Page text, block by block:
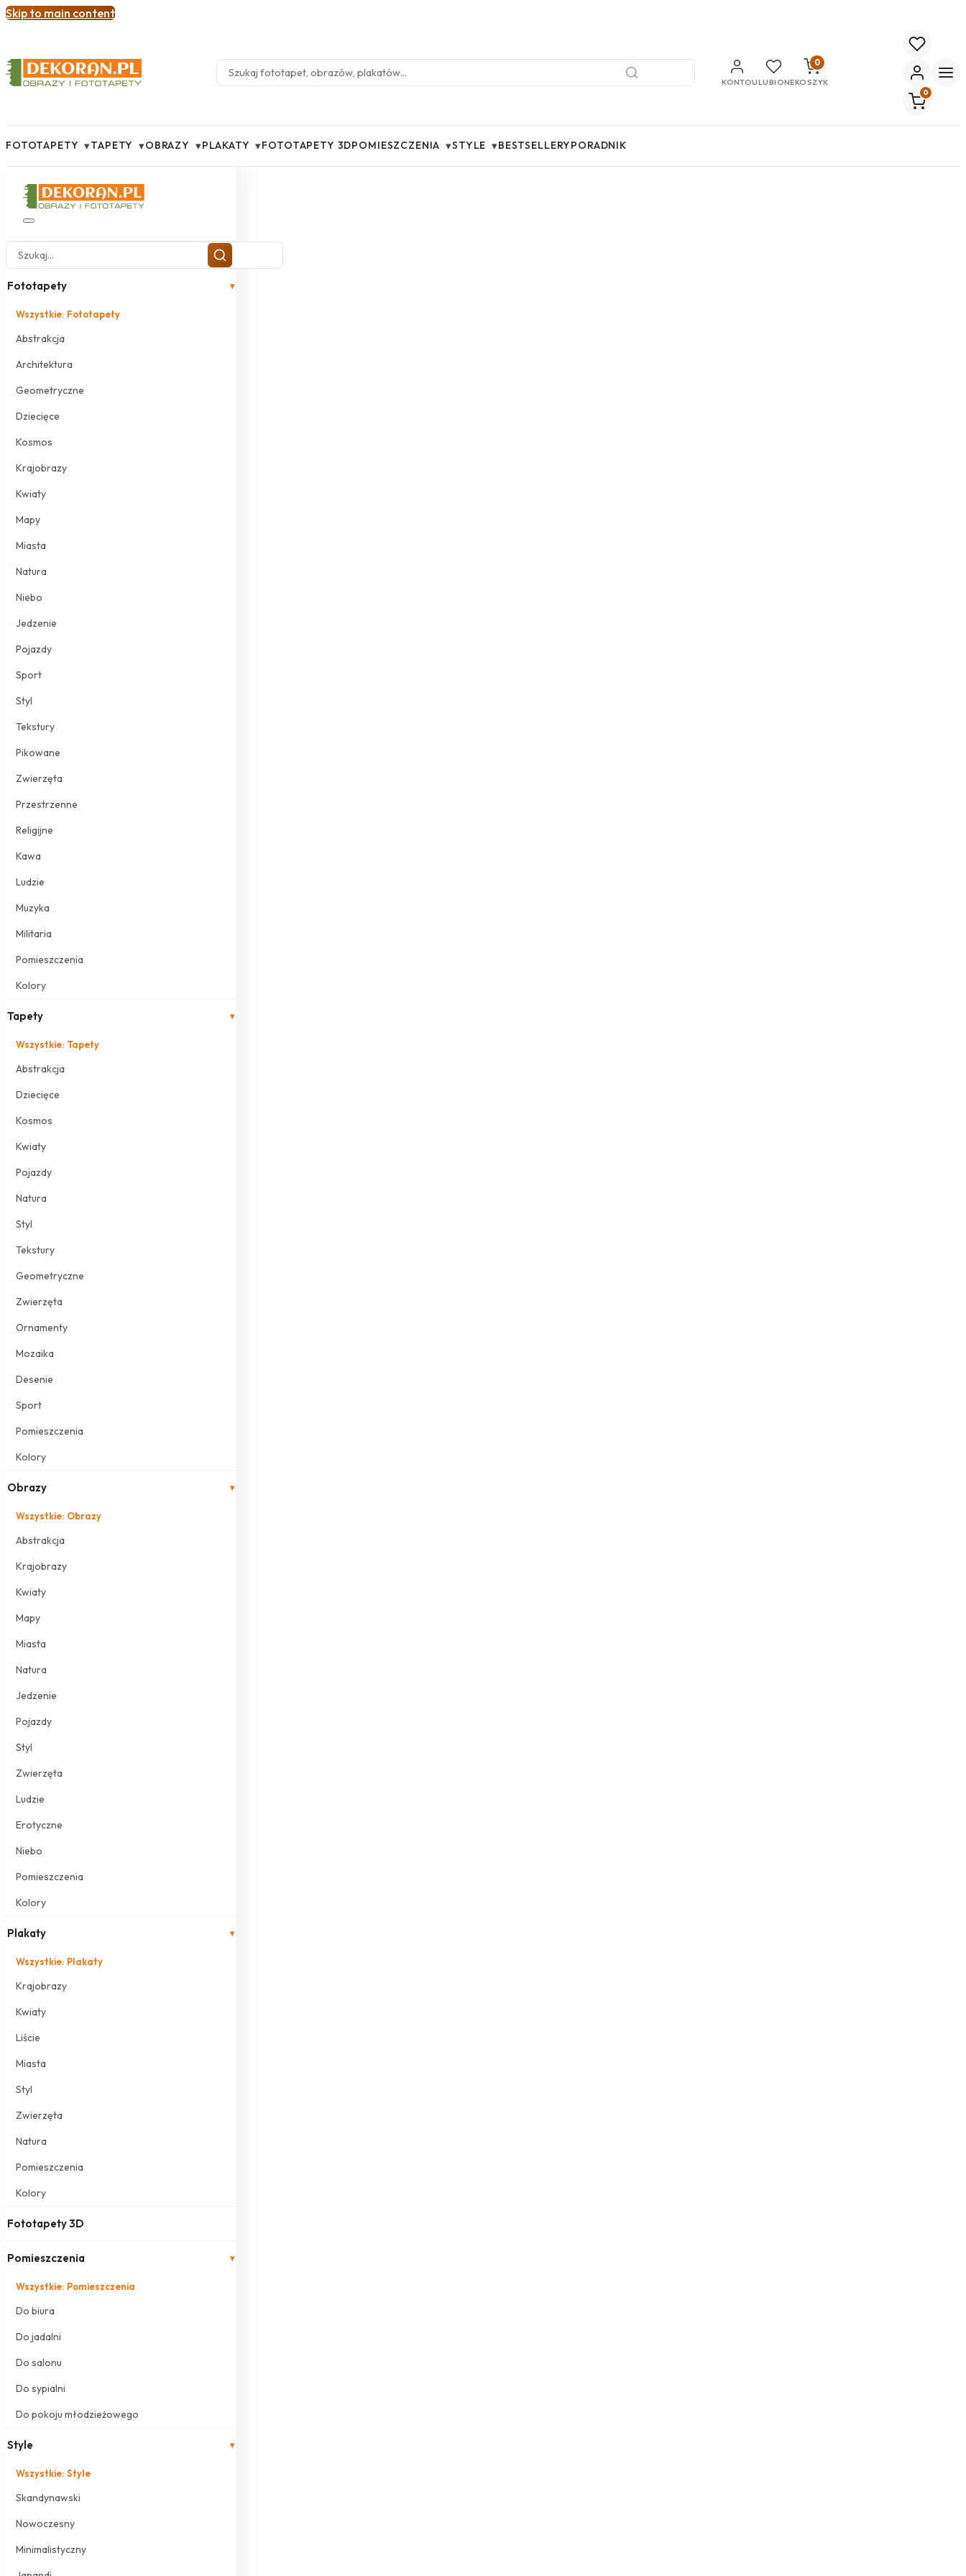
Skip to main content
KONTOULUBIONE
0
KOSZYK
0
FOTOTAPETY ▾TAPETY ▾OBRAZY ▾PLAKATY ▾FOTOTAPETY 3DPOMIESZCZENIA ▾STYLE ▾BESTSELLERYPORADNIK
Fototapety ▾
Wszystkie: Fototapety
Abstrakcja
Architektura
Geometryczne
Dziecięce
Kosmos
Krajobrazy
Kwiaty
Mapy
Miasta
Natura
Niebo
Jedzenie
Pojazdy
Sport
Styl
Tekstury
Pikowane
Zwierzęta
Przestrzenne
Religijne
Kawa
Ludzie
Muzyka
Militaria
Pomieszczenia
Kolory
Tapety ▾
Wszystkie: Tapety
Abstrakcja
Dziecięce
Kosmos
Kwiaty
Pojazdy
Natura
Styl
Tekstury
Geometryczne
Zwierzęta
Ornamenty
Mozaika
Desenie
Sport
Pomieszczenia
Kolory
Obrazy ▾
Wszystkie: Obrazy
Abstrakcja
Krajobrazy
Kwiaty
Mapy
Miasta
Natura
Jedzenie
Pojazdy
Styl
Zwierzęta
Ludzie
Erotyczne
Niebo
Pomieszczenia
Kolory
Plakaty ▾
Wszystkie: Plakaty
Krajobrazy
Kwiaty
Liście
Miasta
Styl
Zwierzęta
Natura
Pomieszczenia
Kolory
Fototapety 3D
Pomieszczenia ▾
Wszystkie: Pomieszczenia
Do biura
Do jadalni
Do salonu
Do sypialni
Do pokoju młodzieżowego
Style ▾
Wszystkie: Style
Skandynawski
Nowoczesny
Minimalistyczny